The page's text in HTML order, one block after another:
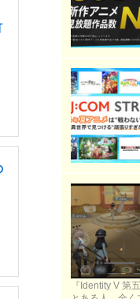
『Identity V 第